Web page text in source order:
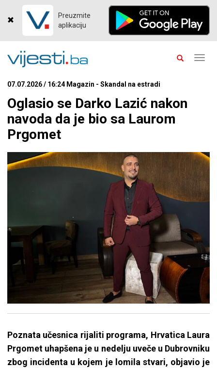
Preuzmite
aplikaciju
07.07.2026 / 16:24 Magazin - Skandal na estradi
Oglasio se Darko Lazić nakon
navoda da je bio sa Laurom
Prgomet
Poznata učesnica rijaliti programa, Hrvatica Laura
Prgomet uhapšena je u nedelju uveče u Dubrovniku
zbog incidenta u kojem je lomila stvari, objavio je